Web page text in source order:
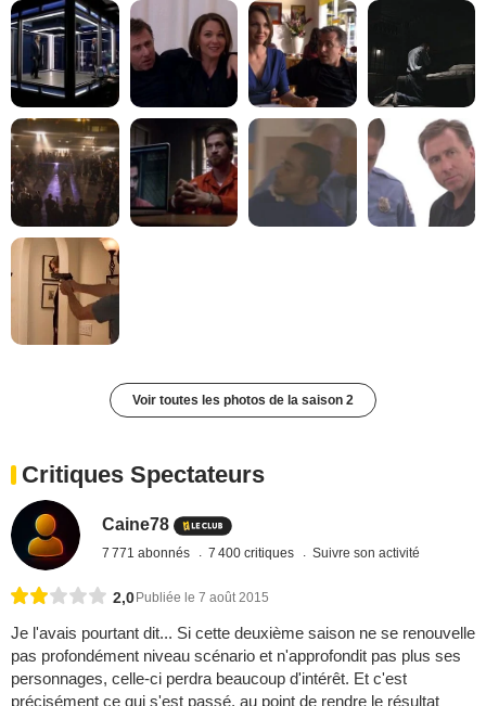
Voir toutes les photos de la saison 2
Critiques Spectateurs
Caine78
7 771 abonnés 7 400 critiques Suivre son activité
2,0Publiée le 7 août 2015
Je l'avais pourtant dit... Si cette deuxième saison ne se renouvelle
pas profondément niveau scénario et n'approfondit pas plus ses
personnages, celle-ci perdra beaucoup d'intérêt. Et c'est
précisément ce qui s'est passé, au point de rendre le résultat